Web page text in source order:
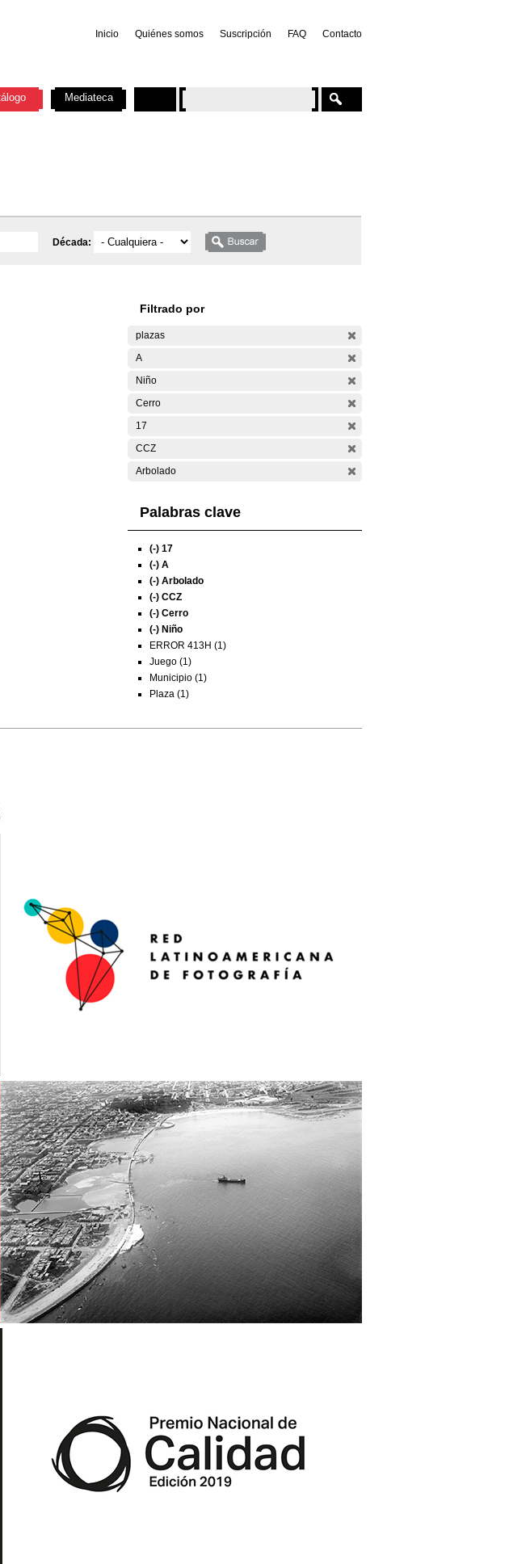
Inicio Quiénes somos Suscripción FAQ Contacto
Década:
Filtrado por
plazas
A
Niño
Cerro
17
CCZ
Arbolado
Palabras clave
(-) 17
(-) A
(-) Arbolado
(-) CCZ
(-) Cerro
(-) Niño
ERROR 413H (1)
Juego (1)
Municipio (1)
Plaza (1)
Mediateca